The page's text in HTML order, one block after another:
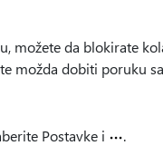
možete da blokirate
možda dobiti poruku
Postavke i .